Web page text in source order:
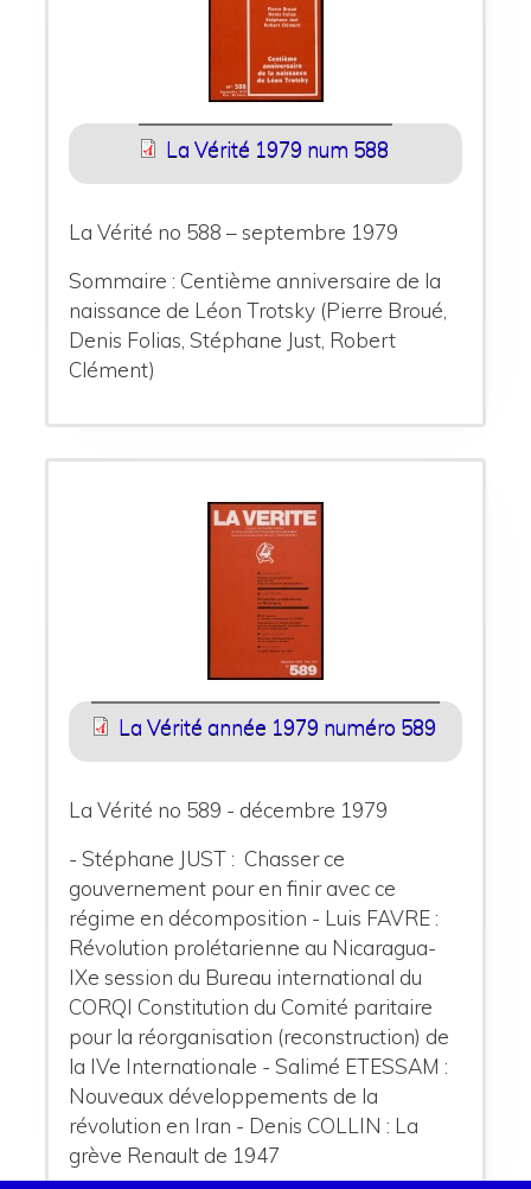
La Vérité 1979 num 588
La Vérité no 588 – septembre 1979
Sommaire : Centième anniversaire de la
naissance de Léon Trotsky (Pierre Broué,
Denis Folias, Stéphane Just, Robert
Clément)
La Vérité année 1979 numéro 589
La Vérité no 589 - décembre 1979
- Stéphane JUST : Chasser ce
gouvernement pour en finir avec ce
régime en décomposition - Luis FAVRE :
Révolution prolétarienne au Nicaragua-
IXe session du Bureau international du
CORQI Constitution du Comité paritaire
pour la réorganisation (reconstruction) de
la IVe Internationale - Salimé ETESSAM :
Nouveaux développements de la
révolution en Iran - Denis COLLIN : La
grève Renault de 1947